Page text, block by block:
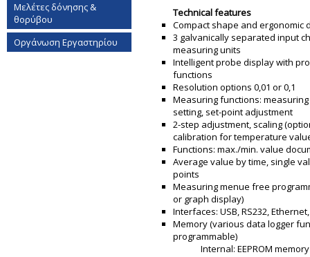
Μελέτες δόνησης &
θορύβου
Οργάνωση Εργαστηρίου
Technical features
Compact shape and ergonomic
3 galvanically separated input
measuring units
Intelligent probe display with
functions
Resolution options 0,01 or 0,1
Measuring functions:
setting, set-point adjustment
2-step adjustment, scaling
calibration for temperature
Functions: max./min. value
Average value by time, single
points
Measuring menue free
or graph display)
Interfaces: USB, RS232,
Memory (various data logger
programmable)
Internal: EEPROM